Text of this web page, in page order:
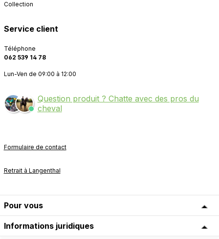
Collection
Service client
Téléphone
062 539 14 78
Lun-Ven de 09:00 à 12:00
Question produit ? Chatte avec des pros du
cheval
Formulaire de contact
Retrait à Langenthal
Pour vous
Informations juridiques